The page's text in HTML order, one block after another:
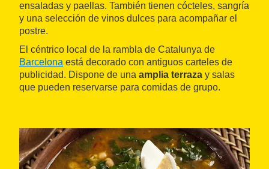
ensaladas y paellas. También tienen cócteles, sangría
y una selección de vinos dulces para acompañar el
postre.
El céntrico local de la rambla de Catalunya de
Barcelona está decorado con antiguos carteles de
publicidad. Dispone de una amplia terraza y salas
que pueden reservarse para comidas de grupo.